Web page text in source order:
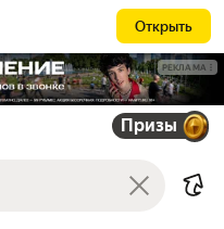
Открыть
РЕКЛАМА
Призы